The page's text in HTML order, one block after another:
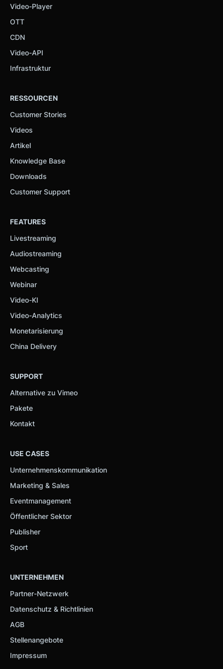
Video-Player
OTT
CDN
Video-API
Infrastruktur
RESSOURCEN
Customer Stories
Videos
Artikel
Knowledge Base
Downloads
Customer Support
FEATURES
Livestreaming
Audiostreaming
Webcasting
Webinar
Video-KI
Video-Analytics
Monetarisierung
China Delivery
SUPPORT
Alternative zu Vimeo
Pakete
Kontakt
USE CASES
Unternehmenskommunikation
Marketing & Sales
Eventmanagement
Öffentlicher Sektor
Publisher
Sport
UNTERNEHMEN
Partner-Netzwerk
Datenschutz & Richtlinien
AGB
Stellenangebote
Impressum